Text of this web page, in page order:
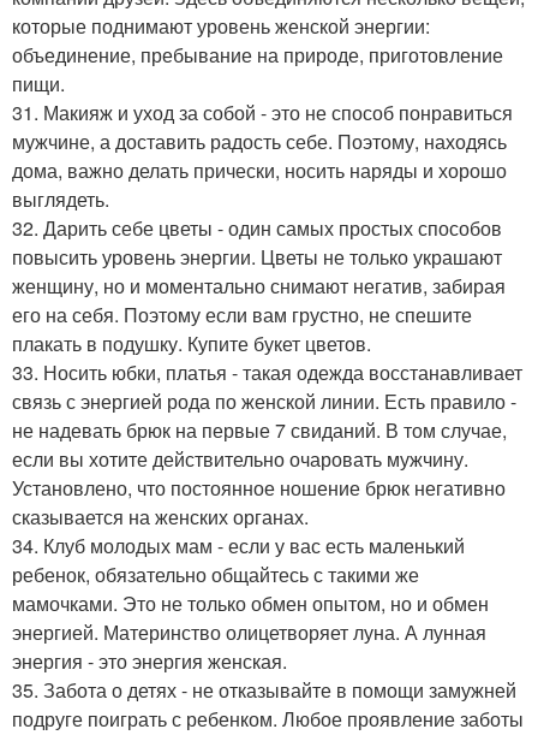
которые поднимают уровень женской энергии:
объединение, пребывание на природе, приготовление
пищи.
31. Макияж и уход за собой - это не способ понравиться
мужчине, а доставить радость себе. Поэтому, находясь
дома, важно делать прически, носить наряды и хорошо
выглядеть.
32. Дарить себе цветы - один самых простых способов
повысить уровень энергии. Цветы не только украшают
женщину, но и моментально снимают негатив, забирая
его на себя. Поэтому если вам грустно, не спешите
плакать в подушку. Купите букет цветов.
33. Носить юбки, платья - такая одежда восстанавливает
связь с энергией рода по женской линии. Есть правило -
не надевать брюк на первые 7 свиданий. В том случае,
если вы хотите действительно очаровать мужчину.
Установлено, что постоянное ношение брюк негативно
сказывается на женских органах.
34. Клуб молодых мам - если у вас есть маленький
ребенок, обязательно общайтесь с такими же
мамочками. Это не только обмен опытом, но и обмен
энергией. Материнство олицетворяет луна. А лунная
энергия - это энергия женская.
35. Забота о детях - не отказывайте в помощи замужней
подруге поиграть с ребенком. Любое проявление заботы